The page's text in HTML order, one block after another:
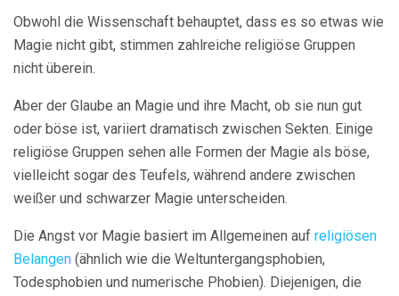
Obwohl die Wissenschaft behauptet, dass es so etwas wie
Magie nicht gibt, stimmen zahlreiche religiöse Gruppen
nicht überein.
Aber der Glaube an Magie und ihre Macht, ob sie nun gut
oder böse ist, variiert dramatisch zwischen Sekten. Einige
religiöse Gruppen sehen alle Formen der Magie als böse,
vielleicht sogar des Teufels, während andere zwischen
weißer und schwarzer Magie unterscheiden.
Die Angst vor Magie basiert im Allgemeinen auf religiösen
Belangen (ähnlich wie die Weltuntergangsphobien,
Todesphobien und numerische Phobien). Diejenigen, die